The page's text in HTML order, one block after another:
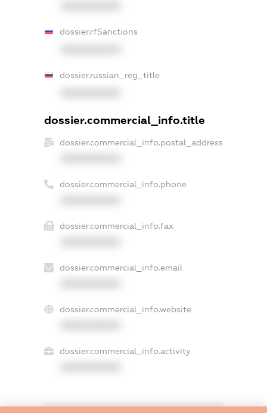
dossier.rfSanctions
dossier.russian_reg_title
dossier.commercial_info.title
dossier.commercial_info.postal_address
dossier.commercial_info.phone
dossier.commercial_info.fax
dossier.commercial_info.email
dossier.commercial_info.website
dossier.commercial_info.activity